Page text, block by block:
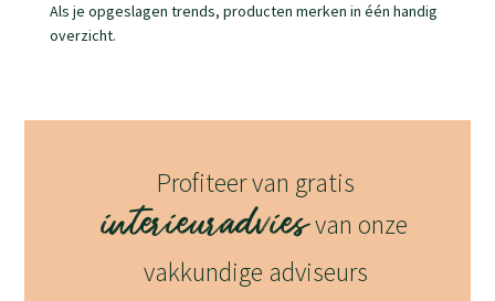
Als je opgeslagen trends, producten merken in één handig
overzicht.
Profiteer van gratis
interieuradviesvan onze
vakkundige adviseurs